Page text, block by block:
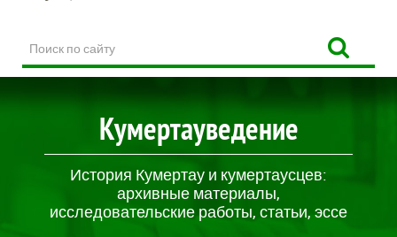
по
сайту
Кумертауведение
История Кумертау и кумертаусцев:
архивные материалы,
исследовательские работы, статьи, эссе